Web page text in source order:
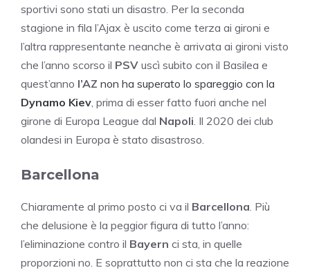
sportivi sono stati un disastro. Per la seconda
stagione in fila l’Ajax è uscito come terza ai gironi e
l’altra rappresentante neanche è arrivata ai gironi visto
che l’anno scorso il PSV uscì subito con il Basilea e
quest’anno l’AZ non ha superato lo spareggio con la
Dynamo Kiev, prima di esser fatto fuori anche nel
girone di Europa League dal Napoli. Il 2020 dei club
olandesi in Europa è stato disastroso.
Barcellona
Chiaramente al primo posto ci va il Barcellona. Più
che delusione è la peggior figura di tutto l’anno:
l’eliminazione contro il Bayern ci sta, in quelle
proporzioni no. E soprattutto non ci sta che la reazione